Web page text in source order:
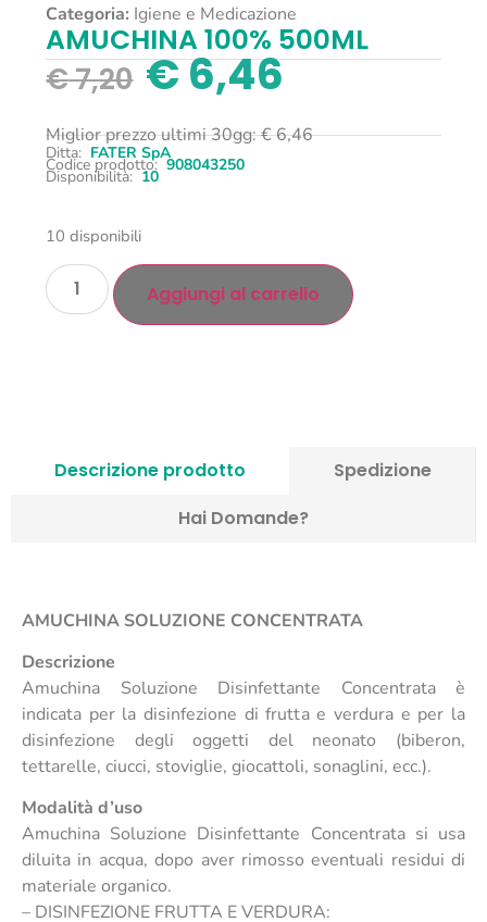
Categoria: Igiene e Medicazione
AMUCHINA 100% 500ML
€7,20 €6,46
Miglior prezzo ultimi 30gg:€6,46
Ditta: FATER SpA
Codice prodotto: 908043250
Disponibilità: 10
10 disponibili
Aggiungi al carrello
Descrizione prodotto
Spedizione
Hai Domande?
AMUCHINA SOLUZIONE CONCENTRATA
Descrizione
Amuchina Soluzione Disinfettante Concentrata è
indicata per la disinfezione di frutta e verdura e per la
disinfezione degli oggetti del neonato (biberon,
tettarelle, ciucci, stoviglie, giocattoli, sonaglini, ecc.).
Modalità d’uso
Amuchina Soluzione Disinfettante Concentrata si usa
diluita in acqua, dopo aver rimosso eventuali residui di
materiale organico.
– DISINFEZIONE FRUTTA E VERDURA: